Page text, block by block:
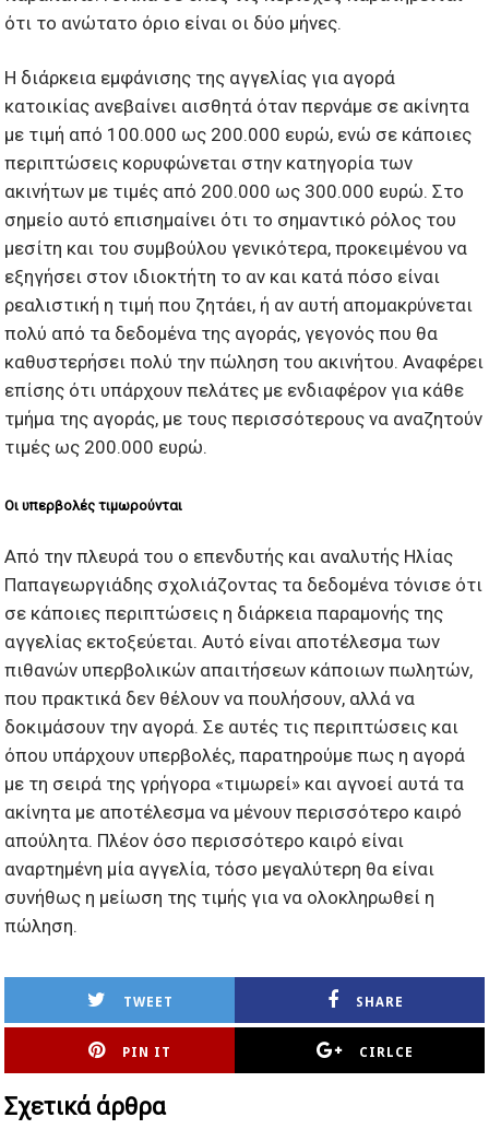
ότι το ανώτατο όριο είναι οι δύο μήνες.
Η διάρκεια εμφάνισης της αγγελίας για αγορά
κατοικίας ανεβαίνει αισθητά όταν περνάμε σε ακίνητα
με τιμή από 100.000 ως 200.000 ευρώ, ενώ σε κάποιες
περιπτώσεις κορυφώνεται στην κατηγορία των
ακινήτων με τιμές από 200.000 ως 300.000 ευρώ. Στο
σημείο αυτό επισημαίνει ότι το σημαντικό ρόλος του
μεσίτη και του συμβούλου γενικότερα, προκειμένου να
εξηγήσει στον ιδιοκτήτη το αν και κατά πόσο είναι
ρεαλιστική η τιμή που ζητάει, ή αν αυτή απομακρύνεται
πολύ από τα δεδομένα της αγοράς, γεγονός που θα
καθυστερήσει πολύ την πώληση του ακινήτου. Αναφέρει
επίσης ότι υπάρχουν πελάτες με ενδιαφέρον για κάθε
τμήμα της αγοράς, με τους περισσότερους να αναζητούν
τιμές ως 200.000 ευρώ.
Οι υπερβολές τιμωρούνται
Από την πλευρά του ο επενδυτής και αναλυτής Ηλίας
Παπαγεωργιάδης σχολιάζοντας τα δεδομένα τόνισε ότι
σε κάποιες περιπτώσεις η διάρκεια παραμονής της
αγγελίας εκτοξεύεται. Αυτό είναι αποτέλεσμα των
πιθανών υπερβολικών απαιτήσεων κάποιων πωλητών,
που πρακτικά δεν θέλουν να πουλήσουν, αλλά να
δοκιμάσουν την αγορά. Σε αυτές τις περιπτώσεις και
όπου υπάρχουν υπερβολές, παρατηρούμε πως η αγορά
με τη σειρά της γρήγορα «τιμωρεί» και αγνοεί αυτά τα
ακίνητα με αποτέλεσμα να μένουν περισσότερο καιρό
απούλητα. Πλέον όσο περισσότερο καιρό είναι
αναρτημένη μία αγγελία, τόσο μεγαλύτερη θα είναι
συνήθως η μείωση της τιμής για να ολοκληρωθεί η
πώληση.
TWEET SHARE
PIN IT CIRLCE
Σχετικά άρθρα